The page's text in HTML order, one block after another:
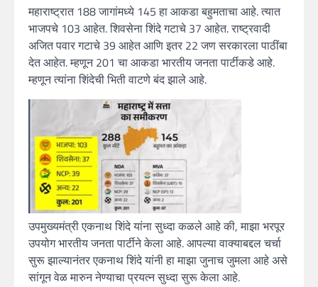
महाराष्ट्रात 188 जागांमध्ये 145 हा आकडा बहुमताचा आहे. त्यात
भाजपचे 103 आहेत. शिवसेना शिंदे गटाचे 37 आहेत. राष्ट्रवादी
अजित पवार गटाचे 39 आहेत आणि इतर 22 जण सरकारला पाठींबा
देत आहेत. म्हणून 201 चा आकडा भारतीय जनता पार्टीकडे आहे.
म्हणून त्यांना शिंदेची भिती वाटणे बंद झाले आहे.
उपमुख्यमंत्री एकनाथ शिंदे यांना सुध्दा कळले आहे की, माझा भरपूर
उपयोग भारतीय जनता पार्टीने केला आहे. आपल्या वाक्याबद्दल चर्चा
सुरू झाल्यानंतर एकनाथ शिंदे यांनी हा माझा जुनाच जुमला आहे असे
सांगून वेळ मारुन नेण्याचा प्रयत्न सुध्दा सुरू केला आहे.